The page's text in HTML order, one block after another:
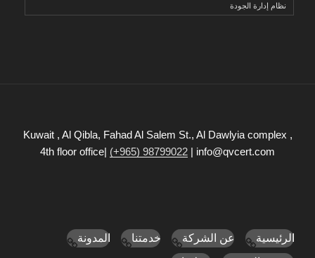
نظام إدارة الجودة
Kuwait , Al Qibla, Fahad Al Salem St., Al Dawlyia complex ,
4th floor office| (+965) 98799022 | info@qvcert.com
الرئيسية عن الشركة خدمتنا
المدونة